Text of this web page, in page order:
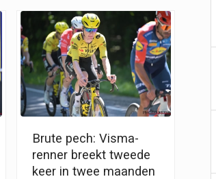
Brute pech: Visma-
renner breekt tweede
keer in twee maanden